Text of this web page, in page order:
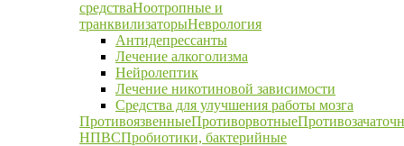
средстваНоотропные и
транквилизаторыНеврология
Антидепрессанты
Лечение алкоголизма
Нейролептик
Лечение никотиновой зависимости
Средства для улучшения работы мозга
ПротивоязвенныеПротиворвотные
НПВСПробиотики, бактерийные